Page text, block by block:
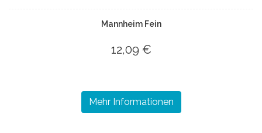
Mannheim Fein
12,09 €
Mehr Informationen